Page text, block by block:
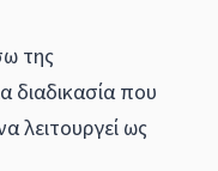
της
διαδικασία που
λειτουργεί ως